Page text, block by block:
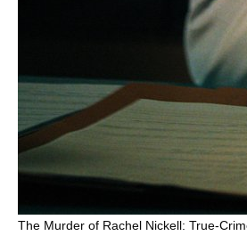
The Murder of Rachel Nickell: True-